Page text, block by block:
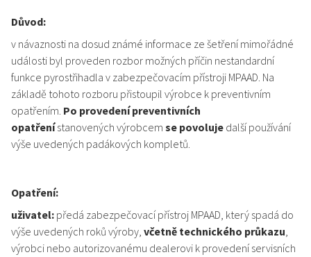
Důvod:
v návaznosti na dosud známé informace ze šetření mimořádné
události byl proveden rozbor možných příčin nestandardní
funkce pyrostřihadla v zabezpečovacím přístroji MPAAD. Na
základě tohoto rozboru přistoupil výrobce k preventivním
opatřením. Po provedení preventivních
opatřenístanovených výrobcem se povoluje další používání
výše uvedených padákových kompletů.
Opatření:
uživatel: předá zabezpečovací přístroj MPAAD, který spadá do
výše uvedených roků výroby, včetně technického průkazu,
výrobci nebo autorizovanému dealerovi k provedení servisních